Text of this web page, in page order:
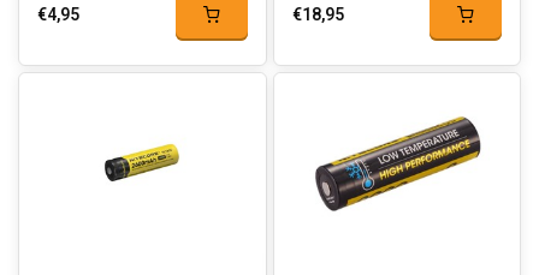
€4,95 €18,95